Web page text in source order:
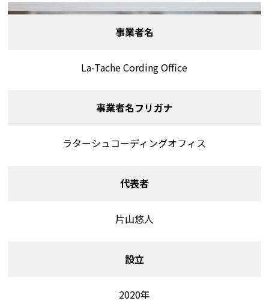
事業者名
La-Tache Cording Office
事業者名フリガナ
ラターシュコーディングオフィス
代表者
片山悠人
設立
2020年